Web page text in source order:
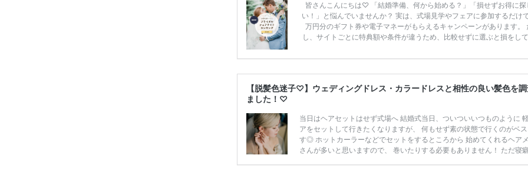
皆さんこんにちは♡ 「結婚準備、何から始める？」「損せずお得に探
い！」と悩んでいませんか？ 実は、式場見学やフェアに参加するだけ
万円分のギフト券や電子マネーがもらえるキャンペーンがあります。
し、サイトごとに特典額や条件が違うため、比較せずに選ぶと損をし
ンペーン特典ランキングを公開！ 比較サイト：プラコレ、ゼクシィ、
補を絞れる「ウェディング診断」か、体験型 […]続きを読む
【脱髪色迷子♡】ウェディングドレス・カラードレスと相性の良い髪色を
ました！♡
当日はヘアセットはせず式場へ 結婚式当日、ついついいつものように
アをセットして行きたくなりますが、 何もせず素の状態で行くのがベ
す◎ ホットカーラーなどでセットをするところから 始めてくれるヘア
さんが多いと思いますので、 巻いたりする必要もありません！ ただ寝